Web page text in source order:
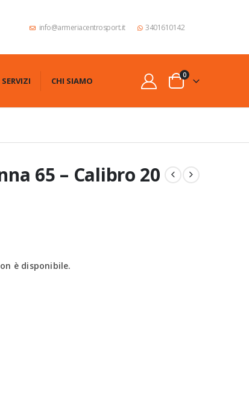
info@armeriacentrosport.it 3401610142
SERVIZI CHI SIAMO
0
65 – Calibro 20
è disponibile.